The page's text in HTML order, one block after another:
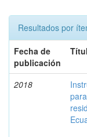
Resultados por
Fecha de
publicación
2018